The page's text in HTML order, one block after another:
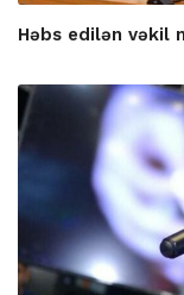
Həbs edilən vəkil